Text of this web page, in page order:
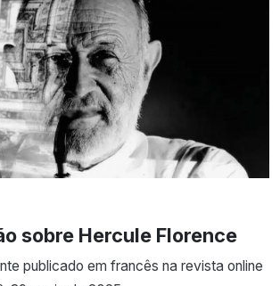
sobre Hercule Florence
publicado em francês na revista online